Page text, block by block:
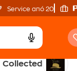
Service από 20'
Collected